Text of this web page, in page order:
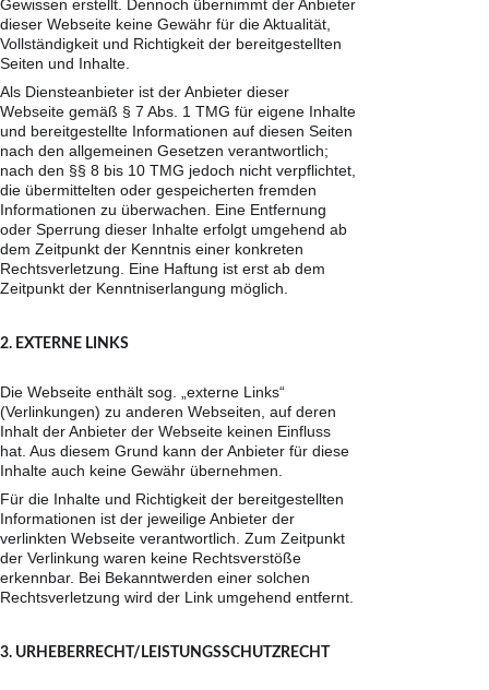
Gewissen erstellt. Dennoch übernimmt der Anbieter
dieser Webseite keine Gewähr für die Aktualität,
Vollständigkeit und Richtigkeit der bereitgestellten
Seiten und Inhalte.
Als Diensteanbieter ist der Anbieter dieser
Webseite gemäß § 7 Abs. 1 TMG für eigene Inhalte
und bereitgestellte Informationen auf diesen Seiten
nach den allgemeinen Gesetzen verantwortlich;
nach den §§ 8 bis 10 TMG jedoch nicht verpflichtet,
die übermittelten oder gespeicherten fremden
Informationen zu überwachen. Eine Entfernung
oder Sperrung dieser Inhalte erfolgt umgehend ab
dem Zeitpunkt der Kenntnis einer konkreten
Rechtsverletzung. Eine Haftung ist erst ab dem
Zeitpunkt der Kenntniserlangung möglich.
2. EXTERNE LINKS
Die Webseite enthält sog. „externe Links“
(Verlinkungen) zu anderen Webseiten, auf deren
Inhalt der Anbieter der Webseite keinen Einfluss
hat. Aus diesem Grund kann der Anbieter für diese
Inhalte auch keine Gewähr übernehmen.
Für die Inhalte und Richtigkeit der bereitgestellten
Informationen ist der jeweilige Anbieter der
verlinkten Webseite verantwortlich. Zum Zeitpunkt
der Verlinkung waren keine Rechtsverstöße
erkennbar. Bei Bekanntwerden einer solchen
Rechtsverletzung wird der Link umgehend entfernt.
3. URHEBERRECHT/LEISTUNGSSCHUTZRECHT